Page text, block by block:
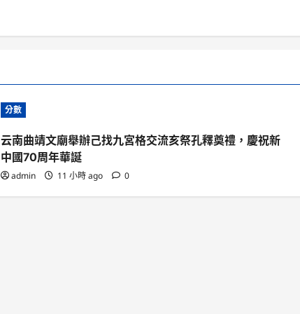
分數
云南曲靖文廟舉辦己找九宮格交流亥祭孔釋奠禮，慶祝新
中國70周年華誕
admin 11 小時 ago 0